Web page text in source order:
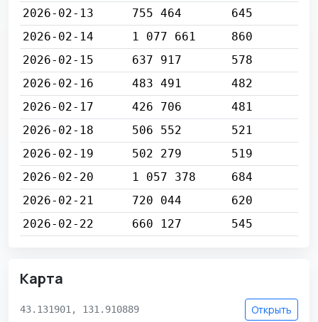
2026-02-13
755 464
645
2026-02-14
1 077 661
860
2026-02-15
637 917
578
2026-02-16
483 491
482
2026-02-17
426 706
481
2026-02-18
506 552
521
2026-02-19
502 279
519
2026-02-20
1 057 378
684
2026-02-21
720 044
620
2026-02-22
660 127 545
Карта
43.131901, 131.910889 Открыть